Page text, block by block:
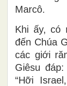
Marcô.
Khi ấy, có
đến Chúa
các giới
Giêsu
“Hỡi